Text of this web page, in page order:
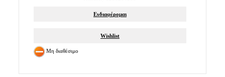
Ενδιαφέρομαι
Wishlist
Μη διαθέσιμο